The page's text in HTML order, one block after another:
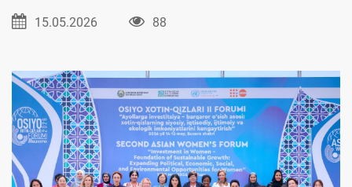
15.05.2026 88